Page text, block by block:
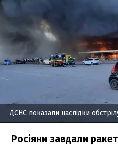
ДСНС показали наслідки
Росіяни завдали